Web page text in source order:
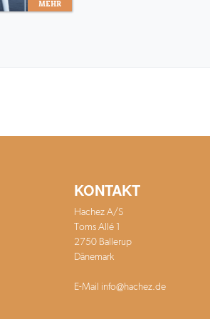
MEHR
KONTAKT
Hachez A/S
Toms Allé 1
2750 Ballerup
Dänemark
E-Mail